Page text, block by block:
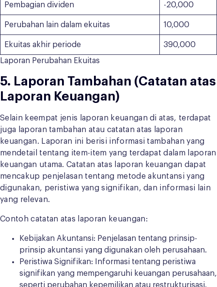
Pembagian dividen -20,000
Perubahan lain dalam ekuitas 10,000
Ekuitas akhir periode 390,000
Laporan Perubahan Ekuitas
5. Laporan Tambahan (Catatan atas
Laporan Keuangan)
Selain keempat jenis laporan keuangan di atas, terdapat
juga laporan tambahan atau catatan atas laporan
keuangan. Laporan ini berisi informasi tambahan yang
mendetail tentang item-item yang terdapat dalam laporan
keuangan utama. Catatan atas laporan keuangan dapat
mencakup penjelasan tentang metode akuntansi yang
digunakan, peristiwa yang signifikan, dan informasi lain
yang relevan.
Contoh catatan atas laporan keuangan:
Kebijakan Akuntansi: Penjelasan tentang prinsip-
prinsip akuntansi yang digunakan oleh perusahaan.
Peristiwa Signifikan: Informasi tentang peristiwa
signifikan yang mempengaruhi keuangan perusahaan,
seperti perubahan kepemilikan atau restrukturisasi.